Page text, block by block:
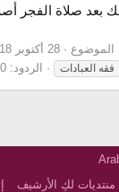
صلاة الفجر
الموضوع 28 أكتوبر 2018
فقه العبادات الردود: 0
منتديات لكِ الأرشيف